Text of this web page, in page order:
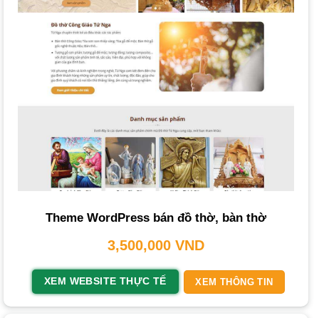
Xem thêmThiết Kế Website Miễn Phí: So Sánh Nền Tảng
& Hướng Dẫn Tạo Web
Các mẫu như Ant Home, ND Furniture, hay các
WordPress như Mona Furniture, Flatsome là những gợi ý
tốt, tích hợp đầy đủ các yếu-tố-trên, mang lại một không
gian trưng bày sản phẩm trực tuyến ấn tượng. Việc
thiết kế websitetừ những mẫu này cũng là một cách tiếp
cận hiệu quả.
Tại Sao Bạn Cần Thiết Kế Website Nội Thất?
Sở hữu một website nội thất chuyên nghiệp mang lại nhiều
lợi ích, giúp doanh nghiệp nội thất phát triển bền vững
trong môi trường cạnh tranh.
Theme WordPress bán đồ thờ, bàn thờ
3,500,000 VND
XEM WEBSITE THỰC TẾ XEM THÔNG TIN